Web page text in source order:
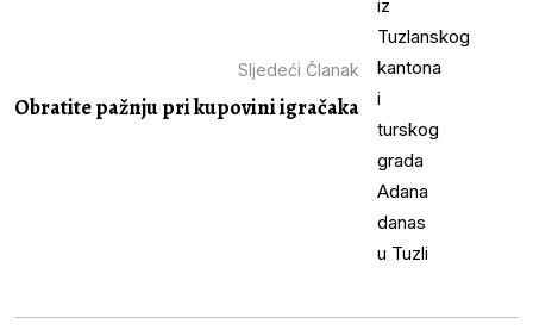
Sljedeći Članak
Obratite pažnju pri kupovini igračaka